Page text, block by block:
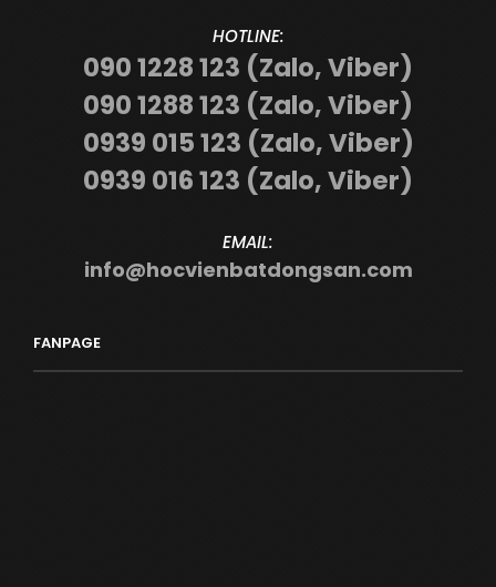
HOTLINE:
090 1228 123 (Zalo, Viber)
090 1288 123 (Zalo, Viber)
0939 015 123 (Zalo, Viber)
0939 016 123 (Zalo, Viber)
EMAIL:
info@hocvienbatdongsan.com
FANPAGE